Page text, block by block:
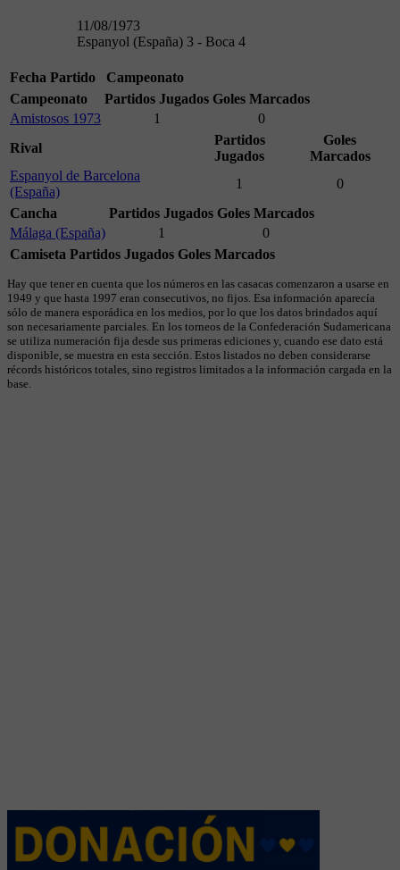
11/08/1973
Espanyol (España) 3 - Boca 4
Fecha Partido
Campeonato
Campeonato
Partidos Jugados Goles Marcados
Amistosos 1973
1
0
Rival
Partidos
Jugados
Goles
Marcados
Espanyol de Barcelona
(España)
1
0
Cancha
Partidos Jugados Goles Marcados
Málaga (España)
1
0
Camiseta Partidos Jugados Goles Marcados
Hay que tener en cuenta que los números en las casacas comenzaron a usarse en
1949 y que hasta 1997 eran consecutivos, no fijos. Esa información aparecía
sólo de manera esporádica en los medios, por lo que los datos brindados aquí
son necesariamente parciales. En los torneos de la Confederación Sudamericana
se utiliza numeración fija desde sus primeras ediciones y, cuando ese dato está
disponible, se muestra en esta sección. Estos listados no deben considerarse
récords históricos totales, sino registros limitados a la información cargada en la
base.